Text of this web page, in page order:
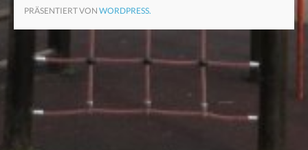
PRÄSENTIERT VON WORDPRESS.